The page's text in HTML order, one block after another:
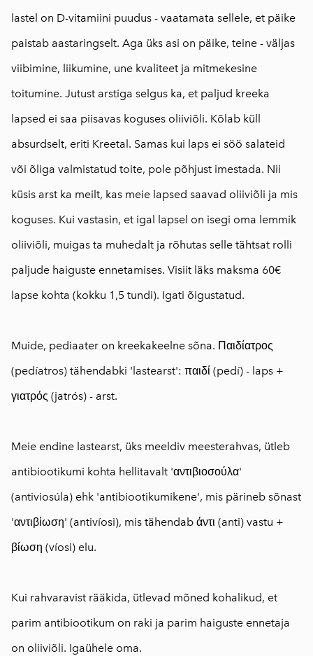
lastel on D-vitamiini puudus - vaatamata sellele, et päike
paistab aastaringselt. Aga üks asi on päike, teine - väljas
viibimine, liikumine, une kvaliteet ja mitmekesine
toitumine. Jutust arstiga selgus ka, et paljud kreeka
lapsed ei saa piisavas koguses oliiviõli. Kõlab küll
absurdselt, eriti Kreetal. Samas kui laps ei söö salateid
või õliga valmistatud toite, pole põhjust imestada. Nii
küsis arst ka meilt, kas meie lapsed saavad oliiviõli ja mis
koguses. Kui vastasin, et igal lapsel on isegi oma lemmik
oliiviõli, muigas ta muhedalt ja rõhutas selle tähtsat rolli
paljude haiguste ennetamises. Visiit läks maksma 60€
lapse kohta (kokku 1,5 tundi). Igati õigustatud.
Muide, pediaater on kreekakeelne sõna. Παιδίατρος
(pedíatros) tähendabki 'lastearst': παιδί (pedí) - laps +
γιατρός (jatrós) - arst.
Meie endine lastearst, üks meeldiv meesterahvas, ütleb
antibiootikumi kohta hellitavalt 'αντιβιοσούλα'
(antiviosúla) ehk 'antibiootikumikene', mis pärineb sõnast
'αντιβίωση' (antivíosi), mis tähendab άντι (anti) vastu +
βίωση (víosi) elu.
Kui rahvaravist rääkida, ütlevad mõned kohalikud, et
parim antibiootikum on raki ja parim haiguste ennetaja
on oliiviõli. Igaühele oma.